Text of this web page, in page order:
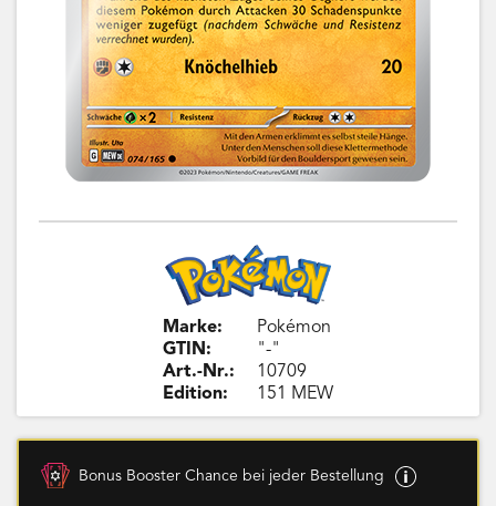
Marke:
GTIN:
Art.-Nr.:
Edition:
Pokémon
"-"
10709
151 MEW
Bonus Booster Chance bei jeder Bestellung